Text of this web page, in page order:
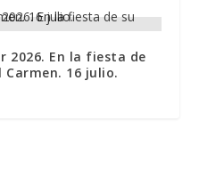
2026. En la fiesta de
16 julio.